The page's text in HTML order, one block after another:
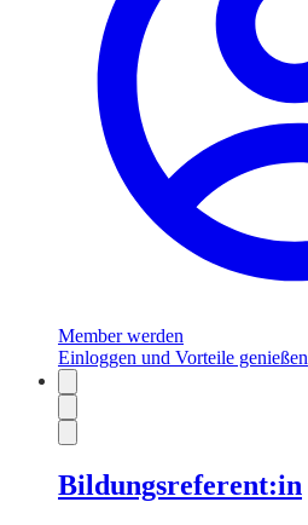
Member werden
Einloggen und Vorteile genießen
Bildungsreferent:in